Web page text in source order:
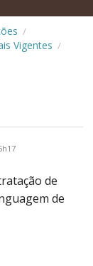
/
Vigentes /
de
de